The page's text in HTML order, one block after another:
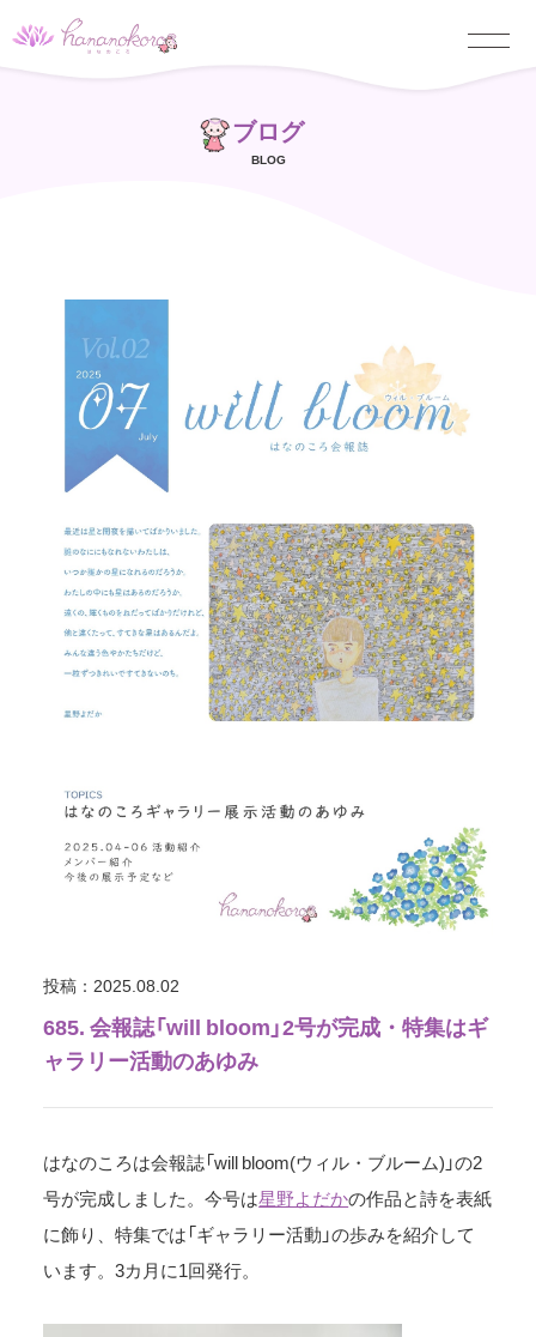
ブログ
BLOG
投稿：2025.08.02
685. 会報誌「will bloom」2号が完成・特集はギ
ャラリー活動のあゆみ
はなのころは会報誌「will bloom(ウィル・ブルーム)」の2
号が完成しました。今号は星野よだかの作品と詩を表紙
に飾り、特集では「ギャラリー活動」の歩みを紹介して
います。3カ月に1回発行。